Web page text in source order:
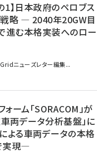
1】日本政府のペロブス
略 ― 2040年20GW目
進む本格実装へのロー
ニューズレター編集...
ーム「SORACOM」が
両データ分析基盤」に
よる車両データの本格
実現―